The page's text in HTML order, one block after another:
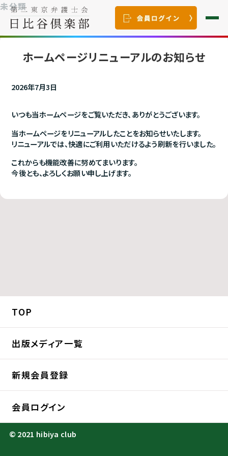
未分類
ホームページリニューアルのお知らせ
2026年7月3日
いつも当ホームページをご覧いただき、ありがとうございます。
当ホームページをリニューアルしたことをお知らせいたします。
リニューアルでは、快適にご利用いただけるよう刷新を行いました。
これからも機能改善に努めてまいります。
今後とも、よろしくお願い申し上げます。
TOP
出版メディア一覧
新規会員登録
会員ログイン
© 2021 hibiya club